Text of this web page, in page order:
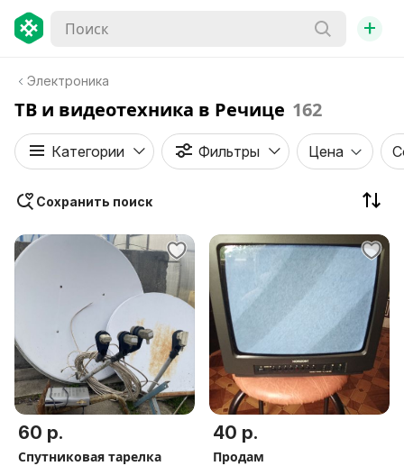
+
Электроника
ТВ и видеотехника в Речице 162
Категории Фильтры Цена
Сохранить поиск
60 р.
Спутниковая тарелка
40 р.
Продам